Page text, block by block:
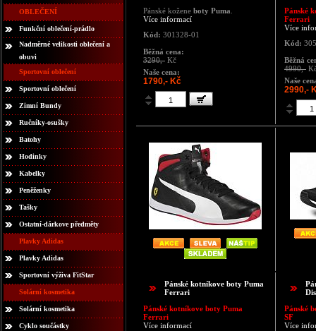
OBLEČENÍ
Funkční oblečení-prádlo
Nadměrné velikosti oblečení a
obuvi
Sportovní oblečení
Sportovní oblečení
Zimní Bundy
Ručníky-osušky
Batohy
Hodinky
Kabelky
Peněženky
Tašky
Ostatní-dárkove předměty
Plavky Adidas
Plavky Adidas
Sportovní výživa FitStar
Solární kosmetika
Solární kosmetika
Cyklo součástky
Pánské kožene boty Puma
Více informací
Kód: 301328-01
Běžná cena:
3290,- Kč
Naše cena:
1790,- Kč
Pánské
Ferrari
Více
Kód:
Běžná
4990,-
Naše
2990,-
Pánské kotníkove boty Puma
Ferrari
Pánské kotníkove boty Puma
Ferrari
Více informací
Pánské
SF
Více